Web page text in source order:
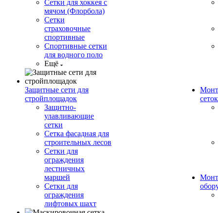
Сетки для хоккея с
мячом (Флорбола)
Сетки
страховочные
спортивные
Спортивные сетки
для водного поло
Ещё
Защитные сети для
стройплощадок
Защитно-
улавливающие
сетки
Сетка фасадная для
строительных лесов
Сетки для
ограждения
лестничных
маршей
Сетки для
ограждения
лифтовых шахт
сеток